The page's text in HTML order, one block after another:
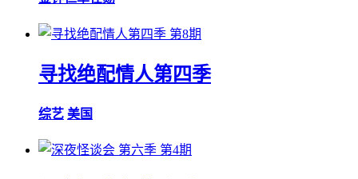
第8期
寻找绝配情人第四季
综艺 美国
第4期